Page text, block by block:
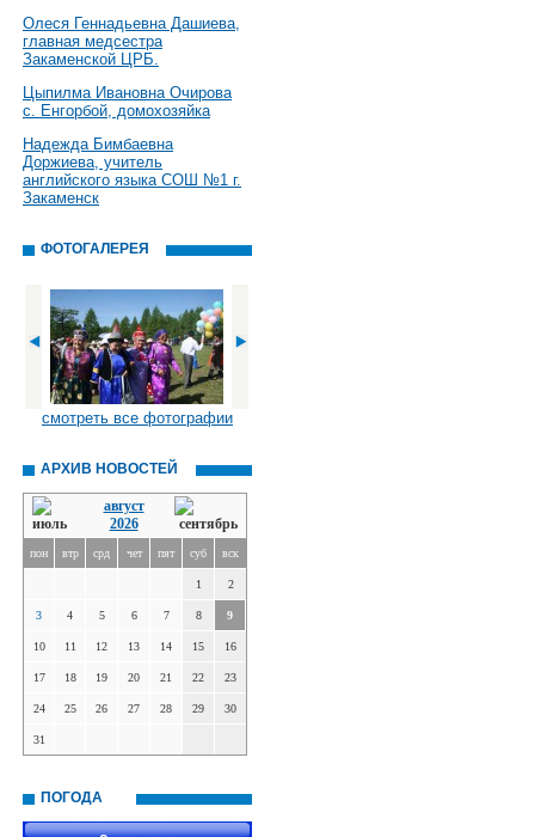
Олеся Геннадьевна Дашиева,
главная медсестра
Закаменской ЦРБ.
Цыпилма Ивановна Очирова
с. Енгорбой, домохозяйка
Надежда Бимбаевна
Доржиева, учитель
английского языка СОШ №1 г.
Закаменск
ФОТОГАЛЕРЕЯ
смотреть все фотографии
АРХИВ НОВОСТЕЙ
август
2026
пон втр срд чет пят суб вск
1 2
3 4 5 6 7 8 9
10 11 12 13 14 15 16
17 18 19 20 21 22 23
24 25 26 27 28 29 30
31
ПОГОДА